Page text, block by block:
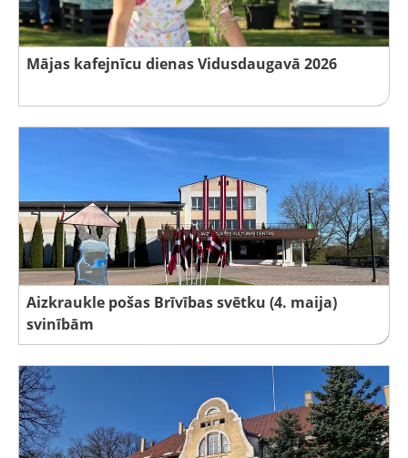
Mājas kafejnīcu dienas Vidusdaugavā 2026
Aizkraukle pošas Brīvības svētku (4. maija)
svinībām